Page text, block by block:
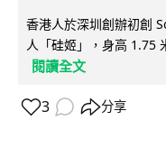
香港人於深圳創辦初創
人「硅姬」，身高 1.75
閱讀全文
3 分享